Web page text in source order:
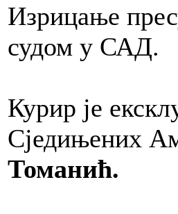
Изрицање
судом у САД.
Курир је
Сједињених
Томанић.